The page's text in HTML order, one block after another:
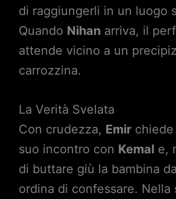
di raggiungerli in un luogo
Quando Nihanarriva, il
attende vicino a un
carrozzina.
La Verità Svelata
Con crudezza, Emirchiede
suo incontro con Kemale,
di buttare giù la bambina
ordina di confessare. Nella